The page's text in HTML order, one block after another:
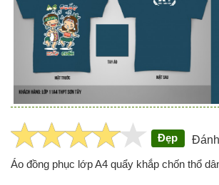
Đẹp
Áo đồng phục lớp A4 quẩy khắp chốn thổ